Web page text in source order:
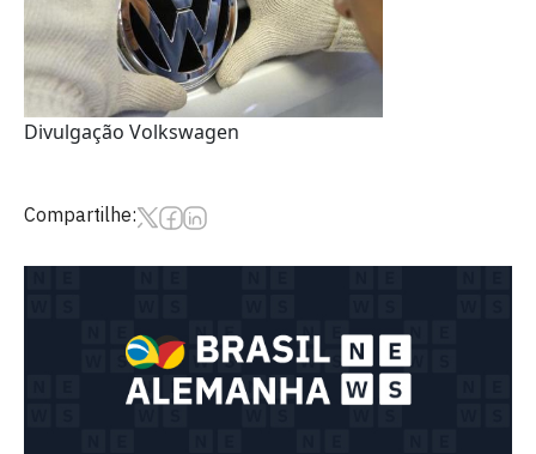
Divulgação Volkswagen
Compartilhe: